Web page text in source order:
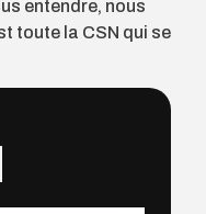
entendre, nous
toute la CSN qui se